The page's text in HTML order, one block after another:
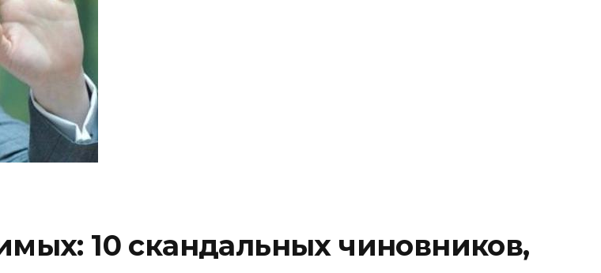
10 скандальных чиновников,